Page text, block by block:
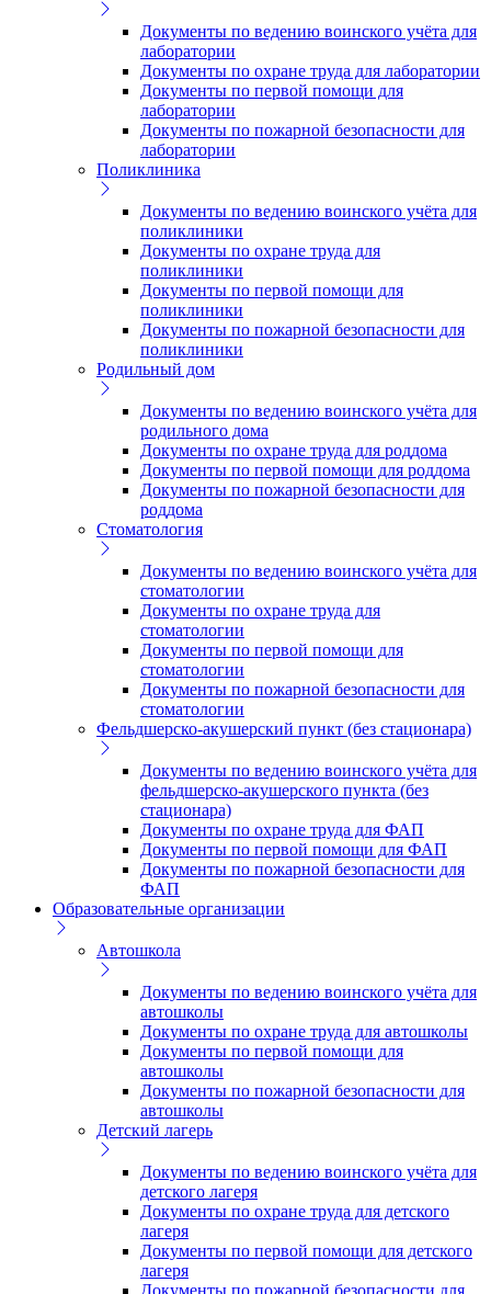
Документы по ведению воинского учёта для
лаборатории
Документы по охране труда для лаборатории
Документы по первой помощи для
лаборатории
Документы по пожарной безопасности для
лаборатории
Поликлиника
Документы по ведению воинского учёта для
поликлиники
Документы по охране труда для
поликлиники
Документы по первой помощи для
поликлиники
Документы по пожарной безопасности для
поликлиники
Родильный дом
Документы по ведению воинского учёта для
родильного дома
Документы по охране труда для роддома
Документы по первой помощи для роддома
Документы по пожарной безопасности для
роддома
Стоматология
Документы по ведению воинского учёта для
стоматологии
Документы по охране труда для
стоматологии
Документы по первой помощи для
стоматологии
Документы по пожарной безопасности для
стоматологии
Фельдшерско-акушерский пункт (без стационара)
Документы по ведению воинского учёта для
фельдшерско-акушерского пункта (без
стационара)
Документы по охране труда для ФАП
Документы по первой помощи для ФАП
Документы по пожарной безопасности для
ФАП
Образовательные организации
Автошкола
Документы по ведению воинского учёта для
автошколы
Документы по охране труда для автошколы
Документы по первой помощи для
автошколы
Документы по пожарной безопасности для
автошколы
Детский лагерь
Документы по ведению воинского учёта для
детского лагеря
Документы по охране труда для детского
лагеря
Документы по первой помощи для детского
лагеря
Документы по пожарной безопасности для